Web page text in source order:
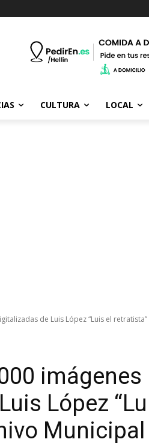
CULTURA LOCAL
de Luis López “Luis el retratista”
imágenes
López
Municipal